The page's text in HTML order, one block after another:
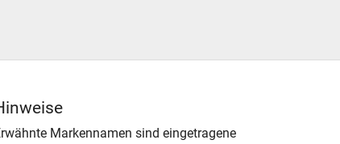
Markennamen sind eingetragene